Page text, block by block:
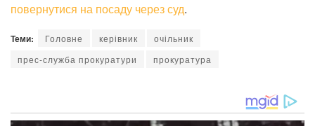
повернутися на посаду через суд.
Теми: Головне керівник
очільник
прес-служба прокуратури
прокуратура